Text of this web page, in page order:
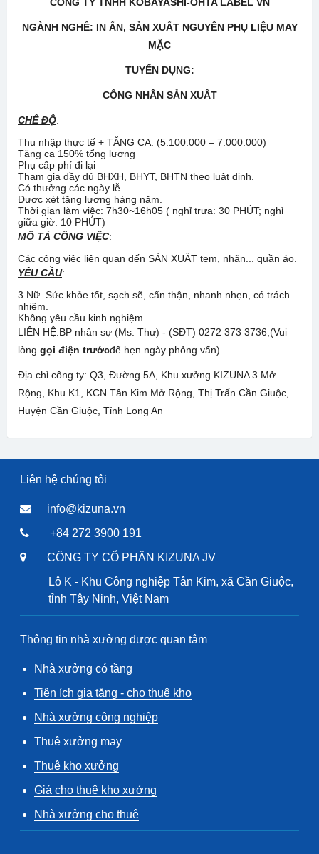
NGÀNH NGHỀ: IN ẤN, SẢN XUẤT NGUYÊN PHỤ LIỆU MAY
MẶC
TUYỂN DỤNG:
CÔNG NHÂN SẢN XUẤT
CHẾ ĐỘ:
Thu nhập thực tế + TĂNG CA: (5.100.000 – 7.000.000)
Tăng ca 150% tổng lương
Phụ cấp phí đi lại
Tham gia đầy đủ BHXH, BHYT, BHTN theo luật định.
Có thưởng các ngày lễ.
Được xét tăng lương hàng năm.
Thời gian làm việc: 7h30~16h05 ( nghỉ trưa: 30 PHÚT; nghỉ
giữa giờ: 10 PHÚT)
MÔ TẢ CÔNG VIỆC:
Các công việc liên quan đến SẢN XUẤT tem, nhãn... quần áo.
YÊU CẦU:
3 Nữ. Sức khỏe tốt, sạch sẽ, cẩn thận, nhanh nhẹn, có trách
nhiệm.
Không yêu cầu kinh nghiệm.
LIÊN HỆ:BP nhân sự (Ms. Thư) - (SĐT) 0272 373 3736;(Vui
lòng gọi điện trướcđể hẹn ngày phỏng vấn)
Địa chỉ công ty: ​Q3, Đường 5A, Khu xưởng KIZUNA 3 Mở
Rộng, Khu K1, KCN Tân Kim Mở Rộng, Thị Trấn Cần Giuộc,
Huyện Cần Giuộc, Tỉnh Long An
Liên hệ chúng tôi
info@kizuna.vn
+84 272 3900 191
CÔNG TY CỔ PHẦN KIZUNA JV
Lô K - Khu Công nghiệp Tân Kim, xã Cần Giuộc,
tỉnh Tây Ninh, Việt Nam
Thông tin nhà xưởng được quan tâm
Nhà xưởng có tầng
Tiện ích gia tăng - cho thuê kho
Nhà xưởng công nghiệp
Thuê xưởng may
Thuê kho xưởng
Giá cho thuê kho xưởng
Nhà xưởng cho thuê